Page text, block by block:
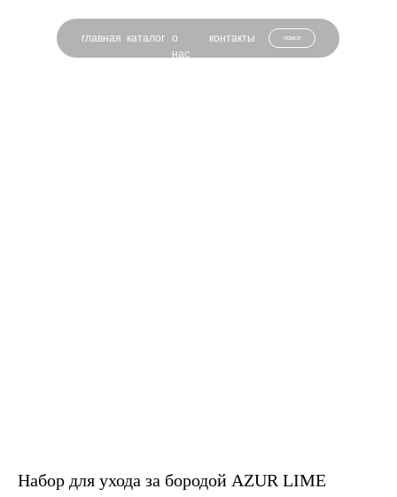
поиск
главная каталог о
нас
контакты
Набор для ухода за бородой AZUR LIME